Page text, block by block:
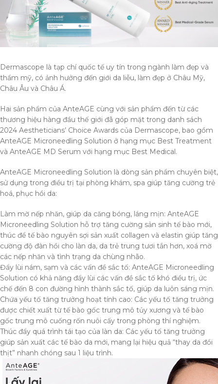
Dermascope là tạp chí quốc tế uy tín trong ngành làm đẹp và
thẩm mỹ, có ảnh hưởng đến giới da liễu, làm đẹp ở Châu Mỹ,
Châu Âu và Châu Á.
Hai sản phẩm của AnteAGE cùng với sản phẩm đến từ các
thương hiệu hàng đầu thế giới đã góp mặt trong danh sách
2024 Aestheticians’ Choice Awards của Dermascope, bao gồm
AnteAGE Microneedling Solution ở hạng mục Best Treatment
và AnteAGE MD Serum với hạng mục Best Medical.
AnteAGE Microneedling Solution là dòng sản phẩm chuyên biệt,
sử dụng trong điều trị tại phòng khám, spa giúp tăng cường trẻ
hoá, phục hồi da:
Làm mờ nếp nhăn, giúp da căng bóng, láng mịn: AnteAGE
Microneedling Solution hỗ trợ tăng cường sản sinh tế bào mới,
thúc để tế bào nguyên sợi sản xuất collagen và elastin giúp tăng
cường độ đàn hồi cho làn da, da trẻ trung tươi tắn hơn, xoá mờ
các nếp nhăn và tình trạng da chùng nhão.
Đẩy lùi nám, sạm và các vấn đề sắc tố: AnteAGE Microneedling
Solution có khả năng đẩy lùi các vấn đề sắc tố khó điều trị, ức
chế đến 8 con đường hình thành sắc tố, giúp da luôn sáng mịn.
Chứa yếu tố tăng trưởng hoạt tính cao: Các yếu tố tăng trưởng
được chiết xuất từ tế bào gốc trung mô tủy xương và tế bào
gốc trung mô cuống rốn nuôi cấy trong phòng thí nghiệm.
Thúc đẩy quá trình tái tạo của làn da: Các yếu tố tăng trưởng
giúp sản xuất các tế bào da mới, mang lại hiệu quả “thay da đổi
thịt” nhanh chóng sau 1 liệu trình.